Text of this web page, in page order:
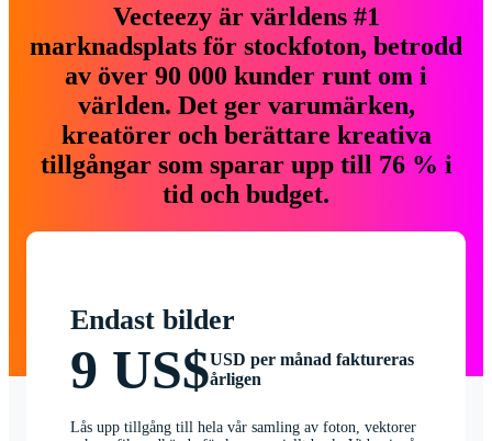
Vecteezy är världens #1
marknadsplats för stockfoton, betrodd
av över 90 000 kunder runt om i
världen. Det ger varumärken,
kreatörer och berättare kreativa
tillgångar som sparar upp till 76 % i
tid och budget.
Endast bilder
9 US$USD per månad faktureras
årligen
Lås upp tillgång till hela vår samling av foton, vektorer